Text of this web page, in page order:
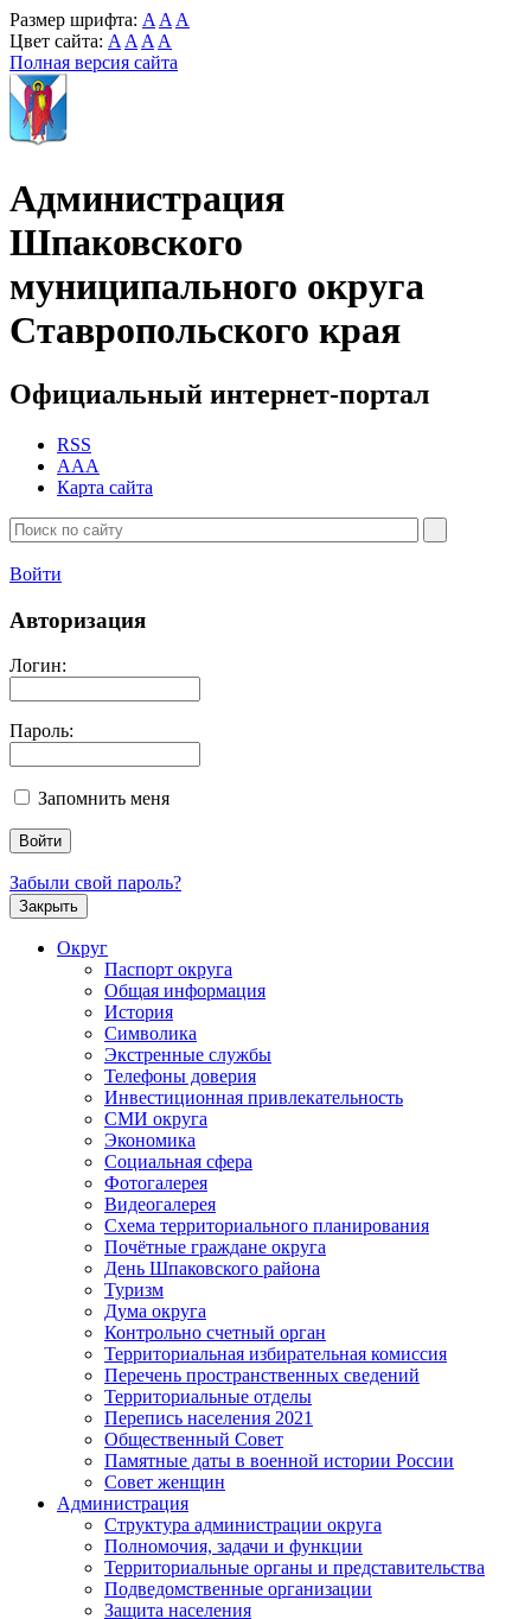
Размер шрифта: A A A
Цвет сайта: A A A A
Полная версия сайта
Администрация
Шпаковского
муниципального округа
Ставропольского края
Официальный интернет-портал
RSS
AAA
Карта сайта
Войти
Авторизация
Логин:
Пароль:
Запомнить меня
Забыли свой пароль?
Закрыть
Округ
Паспорт округа
Общая информация
История
Символика
Экстренные службы
Телефоны доверия
Инвестиционная привлекательность
СМИ округа
Экономика
Социальная сфера
Фотогалерея
Видеогалерея
Схема территориального планирования
Почётные граждане округа
День Шпаковского района
Туризм
Дума округа
Контрольно счетный орган
Территориальная избирательная комиссия
Перечень пространственных сведений
Территориальные отделы
Перепись населения 2021
Общественный Совет
Памятные даты в военной истории России
Совет женщин
Администрация
Структура администрации округа
Полномочия, задачи и функции
Территориальные органы и представительства
Подведомственные организации
Защита населения